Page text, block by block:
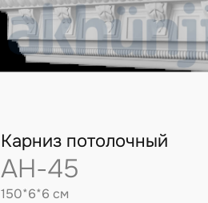
Карниз потолочный
AH-45
150*6*6 см